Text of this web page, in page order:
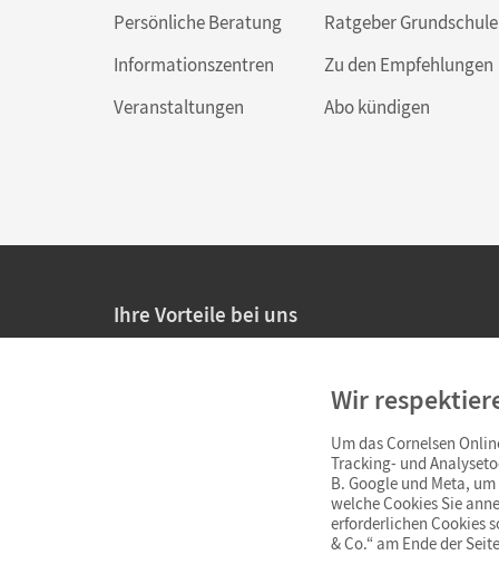
Persönliche Beratung
Informationszentren
Veranstaltungen
Ratgeber Grundschule
Zu den Empfehlungen
Abo kündigen
Ihre Vorteile bei uns
Persönliche Angebote für Lehrkräfte
Sicheres Einkaufen mit SSL-Verschlüsselung
Widerrufsfristvon 4 Wochen
Schnelle und einfache Retourenabwicklung
Wir
Um das Cornelsen
Tracking- und
B. Google und Meta,
welche Cookies Sie
erforderlichen Cookies
& Co.“ am Ende der